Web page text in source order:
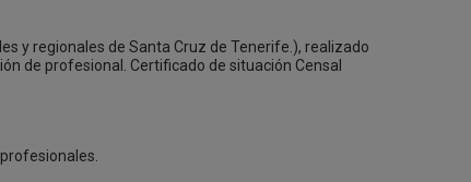
y regionales de Santa Cruz de Tenerife.), realizado
de profesional. Certificado de situación Censal